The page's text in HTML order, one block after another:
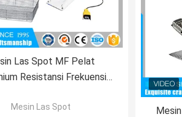
Las Spot MF Pelat
Resistansi Frekuensi
Mesin Las Spot